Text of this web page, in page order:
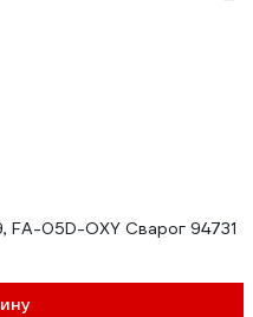
05D-OXY Сварог 94731